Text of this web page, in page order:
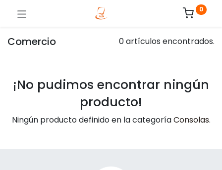
0
Comercio 0 artículos encontrados.
¡No pudimos encontrar ningún
producto!
Ningún producto definido en la categoríaConsolas.